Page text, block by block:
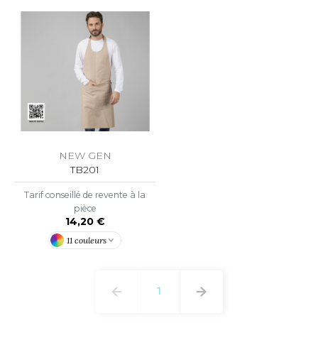
NEW GEN
TB201
Tarif conseillé de revente à la
pièce
14,20 €
11 couleurs
1